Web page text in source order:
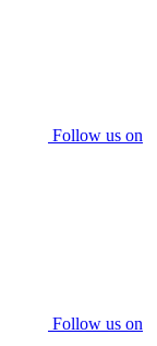
Follow us on
Follow us on